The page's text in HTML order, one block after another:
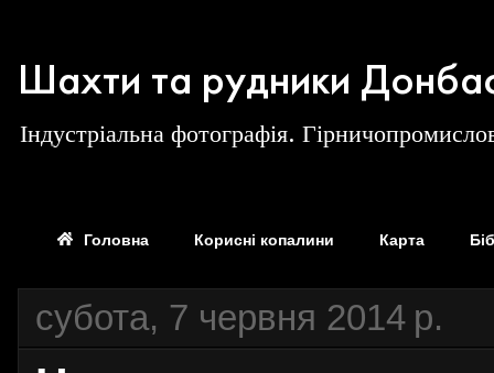
Шахти та рудники
Індустріальна фотографія.
Головна Корисні копалини Карта
субота, 7 червня 2014 р.